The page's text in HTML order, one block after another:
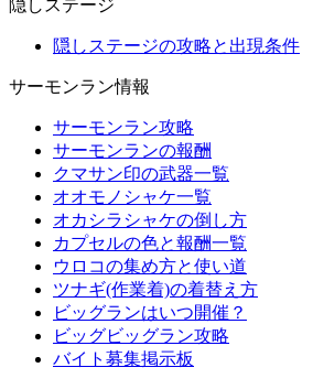
隠しステージ
隠しステージの攻略と出現条件
サーモンラン情報
サーモンラン攻略
サーモンランの報酬
クマサン印の武器一覧
オオモノシャケ一覧
オカシラシャケの倒し方
カプセルの色と報酬一覧
ウロコの集め方と使い道
ツナギ(作業着)の着替え方
ビッグランはいつ開催？
ビッグビッグラン攻略
バイト募集掲示板